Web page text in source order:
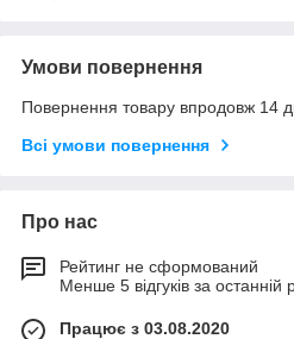
Умови повернення
Повернення товару впродовж 14
Всі умови повернення
Про нас
Рейтинг не сформований
Менше 5 відгуків за останній
Працює з 03.08.2020